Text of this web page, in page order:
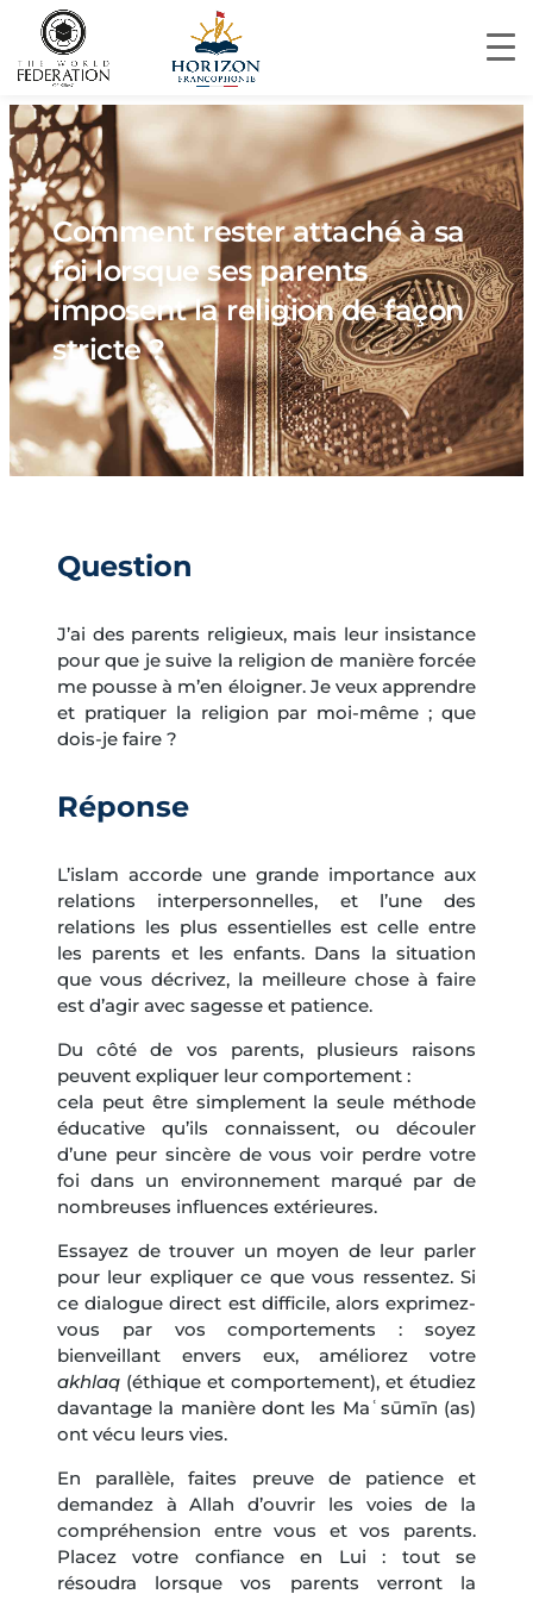
Comment rester attaché à sa
foi lorsque ses parents
imposent la religion de façon
stricte ?
Question
J’ai des parents religieux, mais leur insistance
pour que je suive la religion de manière forcée
me pousse à m’en éloigner. Je veux apprendre
et pratiquer la religion par moi-même ; que
dois-je faire ?
Réponse
L’islam accorde une grande importance aux
relations interpersonnelles, et l’une des
relations les plus essentielles est celle entre
les parents et les enfants. Dans la situation
que vous décrivez, la meilleure chose à faire
est d’agir avec sagesse et patience.
Du côté de vos parents, plusieurs raisons
peuvent expliquer leur comportement :
cela peut être simplement la seule méthode
éducative qu’ils connaissent, ou découler
d’une peur sincère de vous voir perdre votre
foi dans un environnement marqué par de
nombreuses influences extérieures.
Essayez de trouver un moyen de leur parler
pour leur expliquer ce que vous ressentez. Si
ce dialogue direct est difficile, alors exprimez-
vous par vos comportements : soyez
bienveillant envers eux, améliorez votre
akhlaq (éthique et comportement), et étudiez
davantage la manière dont les Maʿsūmīn (as)
ont vécu leurs vies.
En parallèle, faites preuve de patience et
demandez à Allah d’ouvrir les voies de la
compréhension entre vous et vos parents.
Placez votre confiance en Lui : tout se
résoudra lorsque vos parents verront la